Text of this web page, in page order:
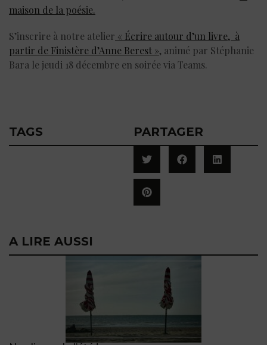
maison de la poésie.
S’inscrire à notre atelier « Écrire autour d’un livre, à
partir de Finistère d’Anne Berest », animé par Stéphanie
Bara le jeudi 18 décembre en soirée via Teams.
TAGS PARTAGER
A LIRE AUSSI